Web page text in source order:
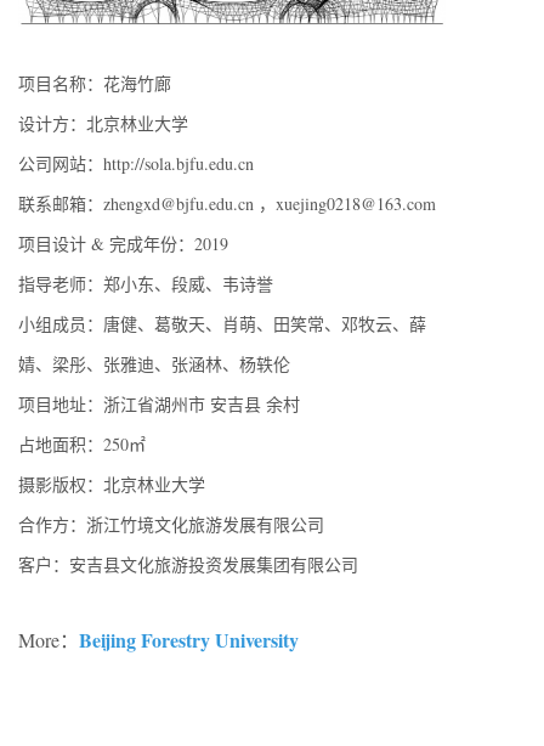
项目名称：花海竹廊
设计方：北京林业大学
公司网站：http://sola.bjfu.edu.cn
联系邮箱：zhengxd@bjfu.edu.cn ，xuejing0218@163.com
项目设计 & 完成年份：2019
指导老师：郑小东、段威、韦诗誉
小组成员：唐健、葛敬天、肖萌、田笑常、邓牧云、薛
婧、梁彤、张雅迪、张涵林、杨轶伦
项目地址：浙江省湖州市 安吉县 余村
占地面积：250㎡
摄影版权：北京林业大学
合作方：浙江竹境文化旅游发展有限公司
客户：安吉县文化旅游投资发展集团有限公司
More： Beijing Forestry University